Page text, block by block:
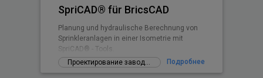
SpriCAD® für BricsCAD
Planung und hydraulische Berechnung von
Sprinkleranlagen in einer Isometrie mit
SpriCAD® - Tools.
Проектирование заводов
Подробнее